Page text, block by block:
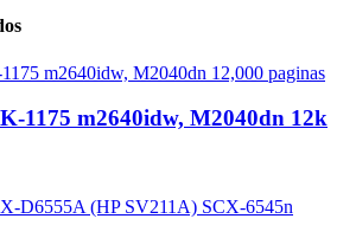
1175 m2640idw, M2040dn 12k